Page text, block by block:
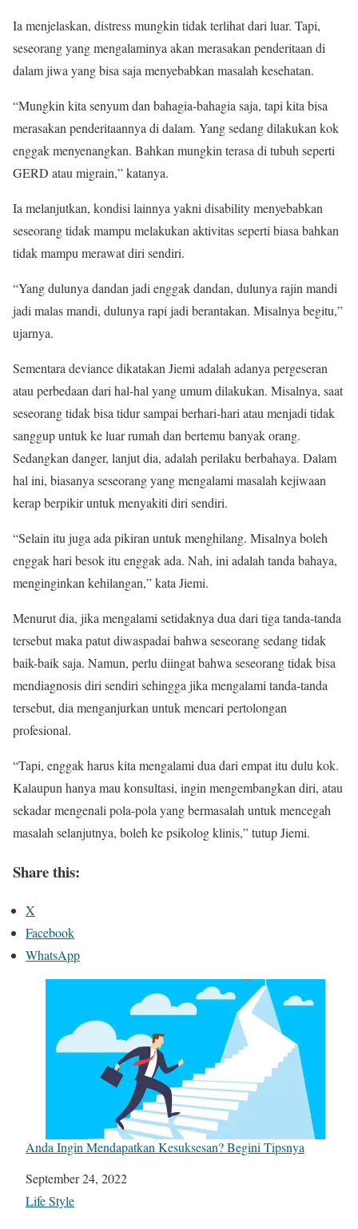
Ia menjelaskan, distress mungkin tidak terlihat dari luar. Tapi,
seseorang yang mengalaminya akan merasakan penderitaan di
dalam jiwa yang bisa saja menyebabkan masalah kesehatan.
“Mungkin kita senyum dan bahagia-bahagia saja, tapi kita bisa
merasakan penderitaannya di dalam. Yang sedang dilakukan kok
enggak menyenangkan. Bahkan mungkin terasa di tubuh seperti
GERD atau migrain,” katanya.
Ia melanjutkan, kondisi lainnya yakni disability menyebabkan
seseorang tidak mampu melakukan aktivitas seperti biasa bahkan
tidak mampu merawat diri sendiri.
“Yang dulunya dandan jadi enggak dandan, dulunya rajin mandi
jadi malas mandi, dulunya rapi jadi berantakan. Misalnya begitu,”
ujarnya.
Sementara deviance dikatakan Jiemi adalah adanya pergeseran
atau perbedaan dari hal-hal yang umum dilakukan. Misalnya, saat
seseorang tidak bisa tidur sampai berhari-hari atau menjadi tidak
sanggup untuk ke luar rumah dan bertemu banyak orang.
Sedangkan danger, lanjut dia, adalah perilaku berbahaya. Dalam
hal ini, biasanya seseorang yang mengalami masalah kejiwaan
kerap berpikir untuk menyakiti diri sendiri.
“Selain itu juga ada pikiran untuk menghilang. Misalnya boleh
enggak hari besok itu enggak ada. Nah, ini adalah tanda bahaya,
menginginkan kehilangan,” kata Jiemi.
Menurut dia, jika mengalami setidaknya dua dari tiga tanda-tanda
tersebut maka patut diwaspadai bahwa seseorang sedang tidak
baik-baik saja. Namun, perlu diingat bahwa seseorang tidak bisa
mendiagnosis diri sendiri sehingga jika mengalami tanda-tanda
tersebut, dia menganjurkan untuk mencari pertolongan
profesional.
“Tapi, enggak harus kita mengalami dua dari empat itu dulu kok.
Kalaupun hanya mau konsultasi, ingin mengembangkan diri, atau
sekadar mengenali pola-pola yang bermasalah untuk mencegah
masalah selanjutnya, boleh ke psikolog klinis,” tutup Jiemi.
Share this:
X
Facebook
WhatsApp
Anda Ingin Mendapatkan Kesuksesan? Begini Tipsnya
Date
September 24, 2022
In relation to
Life Style